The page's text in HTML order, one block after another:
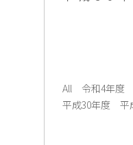
All 令和4年度
平成30年度
平